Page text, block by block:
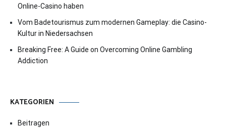
Online-Casino haben
Vom Badetourismus zum modernen Gameplay: die Casino-
Kultur in Niedersachsen
Breaking Free: A Guide on Overcoming Online Gambling
Addiction
KATEGORIEN
Beitragen